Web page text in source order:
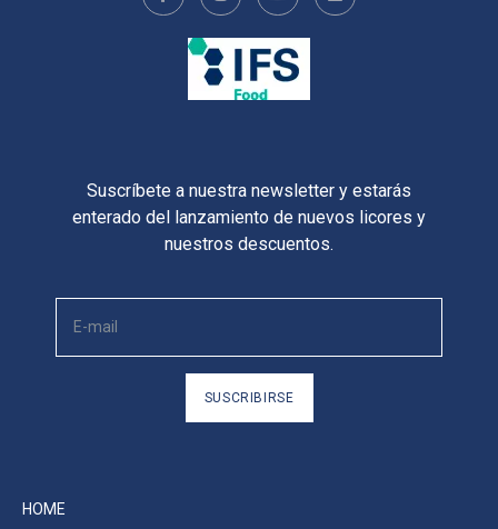
HOME
Suscríbete a nuestra newsletter y estarás
enterado del lanzamiento de nuevos licores y
nuestros descuentos.
SUSCRIBIRSE